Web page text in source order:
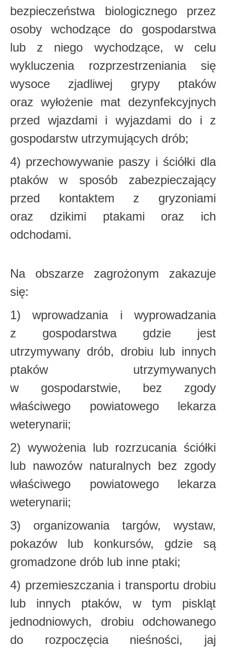
bezpieczeństwa biologicznego przez
osoby wchodzące do gospodarstwa
lub z niego wychodzące, w celu
wykluczenia rozprzestrzeniania się
wysoce zjadliwej grypy ptaków
oraz wyłożenie mat dezynfekcyjnych
przed wjazdami i wyjazdami do i z
gospodarstw utrzymujących drób;
4) przechowywanie paszy i ściółki dla
ptaków w sposób zabezpieczający
przed kontaktem z gryzoniami
oraz dzikimi ptakami oraz ich
odchodami.
Na obszarze zagrożonym zakazuje
się:
1) wprowadzania i wyprowadzania
z gospodarstwa gdzie jest
utrzymywany drób, drobiu lub innych
ptaków utrzymywanych
w gospodarstwie, bez zgody
właściwego powiatowego lekarza
weterynarii;
2) wywożenia lub rozrzucania ściółki
lub nawozów naturalnych bez zgody
właściwego powiatowego lekarza
weterynarii;
3) organizowania targów, wystaw,
pokazów lub konkursów, gdzie są
gromadzone drób lub inne ptaki;
4) przemieszczania i transportu drobiu
lub innych ptaków, w tym piskląt
jednodniowych, drobiu odchowanego
do rozpoczęcia nieśności, jaj